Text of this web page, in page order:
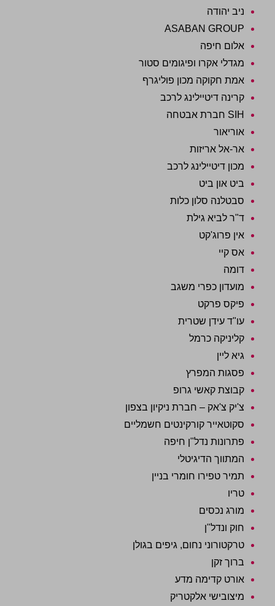
ניב יהודה
ASABAN GROUP
אלום חיפה
מגדלי אקרו ופיגומים סטור
אמת חקוקה מכון פוליגרף
קרינה דיטיילינג לרכב
SIH חברת אבטחה
אוריאור
אר-אל אריזות
מכון דיטיילינג לרכב
ביט און ביט
סבטלנה סלון כלות
ד"ר לביא גילת
אין פרוג'קט
אס קיי
דומה
מועדון כפרי משגב
פיקס פרקט
עו"ד עידן שטרית
קליניקה כרמל
גיא ליין
פסגות המפרץ
קבוצת קאשי גרופ
צ'יק צ'אק – חברת ניקיון בצפון
סקוטאייר קורקינטים חשמליים
פתרונות נדל"ן חיפה
המתווך הדיגיטלי
תמיר טפירו חומרי בניין
טריו
מורג נכסים
חוק ונדל"ן
טרקטורוני נחום, גיפים בגולן
ברוך זקן
אורט קדימה מדע
מיצובישי אלקטריק